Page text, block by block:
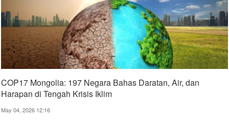
COP17 Mongolia: 197 Negara Bahas Daratan, Air, dan
Harapan di Tengah Krisis Iklim
May 04, 2026 12:16